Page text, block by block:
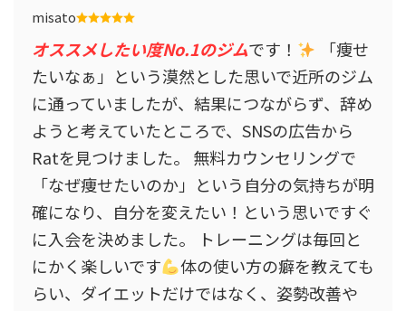
misato
オススメしたい度No.1のジムです！
「痩せ
たいなぁ」という漠然とした思いで近所のジム
に通っていましたが、結果につながらず、辞め
ようと考えていたところで、SNSの広告から
Ratを見つけました。 無料カウンセリングで
「なぜ痩せたいのか」という自分の気持ちが明
確になり、自分を変えたい！という思いですぐ
に入会を決めました。 トレーニングは毎回と
にかく楽しいです
体の使い方の癖を教えても
らい、ダイエットだけではなく、姿勢改善や